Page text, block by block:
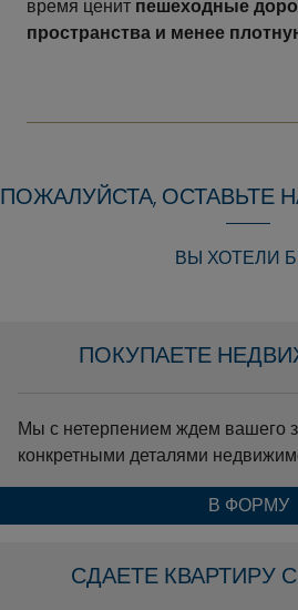
время ценит пешеходные
пространства и менее
ПОЖАЛУЙСТА, ОСТАВЬТЕ
ВЫ ХОТЕЛИ
ПОКУПАЕТЕ
Мы с нетерпением ждем вашего
конкретными деталями
В ФОРМУ
СДАЕТЕ КВАРТИРУ